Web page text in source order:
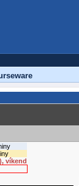
víkend